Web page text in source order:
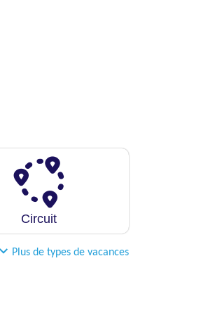
Circuit
Plus de types de vacances